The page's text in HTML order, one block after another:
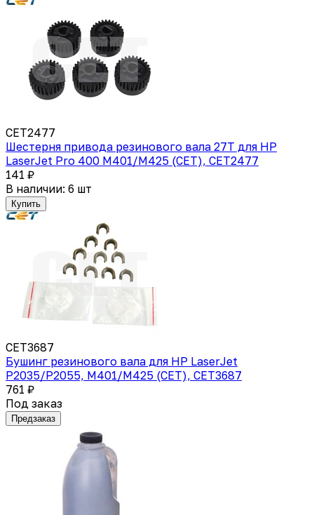
CET2477
Шестерня привода резинового вала 27T для HP
LaserJet Pro 400 M401/M425 (CET), CET2477
141 ₽
В наличии: 6 шт
Купить
CET3687
Бушинг резинового вала для HP LaserJet
P2035/P2055, M401/M425 (CET), CET3687
761 ₽
Под заказ
Предзаказ